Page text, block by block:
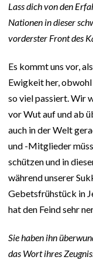
Lass dich von den
Nationen in dieser
vorderster Front des
Es kommt uns vor,
Ewigkeit her,
so viel passiert. Wir
vor Wut auf und ab
auch in der Welt
und -Mitglieder
schützen und in
während unserer
Gebetsfrühstück in
hat den Feind sehr
Sie haben ihn
das Wort ihres